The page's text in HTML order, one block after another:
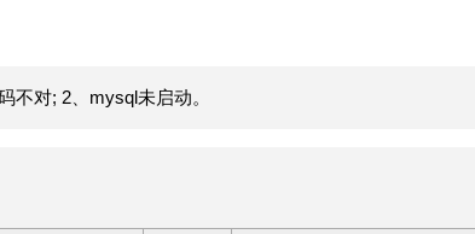
不对; 2、mysql未启动。